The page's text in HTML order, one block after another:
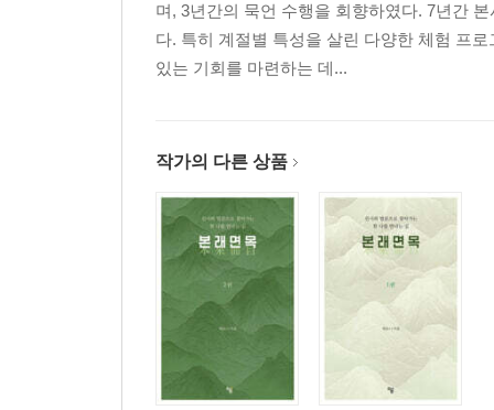
지혜로움과 어리석음 41
깨어있는 자의 가장 깊은 휴식 42
나에게 건네는 가장 따뜻한 안부 43
마음에도 방전이 필요해 46
내 마음의 날씨를 돌보는 시간 48
이름표보다 중요한 것은 향기입니다 49
따뜻한 차 한 잔의 온기 50
주머니 속의 작은 햇살 51
창가에 머물다 간 바람 52
잊고 지낸 계절의 안부 53
비 온 뒤에야 보이는 것들 54
며, 3년간의 묵언 수행을 회향하였다. 7년간
다. 특히 계절별 특성을 살린 다양한 체험 프
있는 기회를 마련하는 데...
작가의 다른 상품